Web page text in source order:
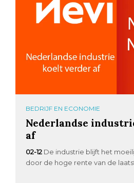
BEDRIJF EN ECONOMIE
Nederlandse
af
02-12 De industrie blijft het
door de hoge rente van de